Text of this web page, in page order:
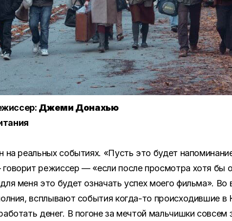
Джеми Донахью
на реальных событиях. «Пусть это будет
режиссер — «если после просмотра хотя бы
меня это будет означать успех моего фильма». Во
всплывают события когда-то происходившие
денег. В погоне за мечтой мальчишки